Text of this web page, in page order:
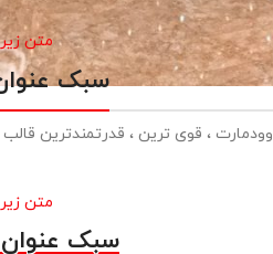
متن
سبک
وودمارت ، قوی ترین ، قدرتمندترین
متن
سبک عنوان